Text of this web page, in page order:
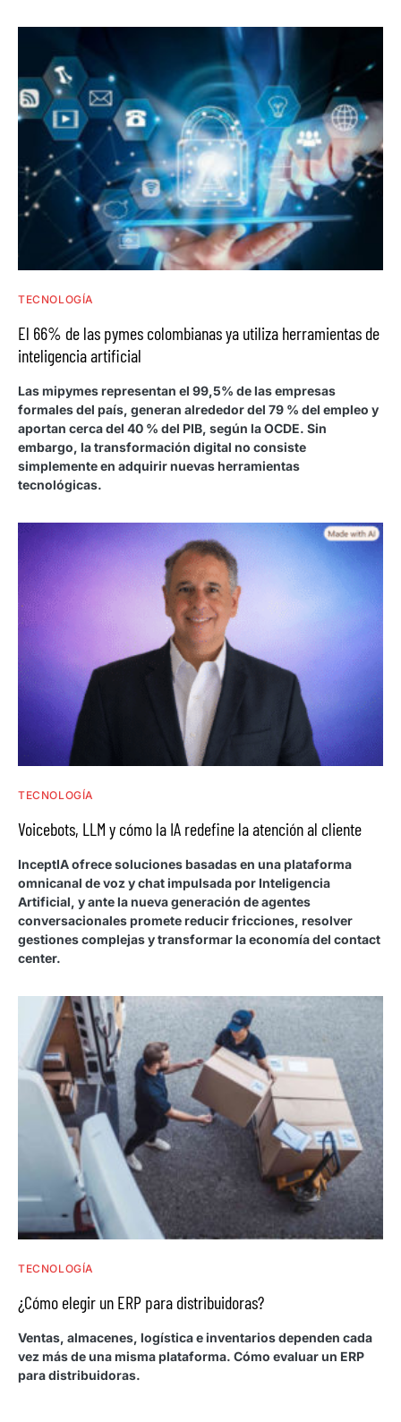
TECNOLOGÍA
El 66% de las pymes colombianas ya utiliza herramientas de
inteligencia artificial
Las mipymes representan el 99,5% de las empresas
formales del país, generan alrededor del 79 % del empleo y
aportan cerca del 40 % del PIB, según la OCDE. Sin
embargo, la transformación digital no consiste
simplemente en adquirir nuevas herramientas
tecnológicas.
TECNOLOGÍA
Voicebots, LLM y cómo la IA redefine la atención al cliente
InceptIA ofrece soluciones basadas en una plataforma
omnicanal de voz y chat impulsada por Inteligencia
Artificial, y ante la nueva generación de agentes
conversacionales promete reducir fricciones, resolver
gestiones complejas y transformar la economía del contact
center.
TECNOLOGÍA
¿Cómo elegir un ERP para distribuidoras?
Ventas, almacenes, logística e inventarios dependen cada
vez más de una misma plataforma. Cómo evaluar un ERP
para distribuidoras.